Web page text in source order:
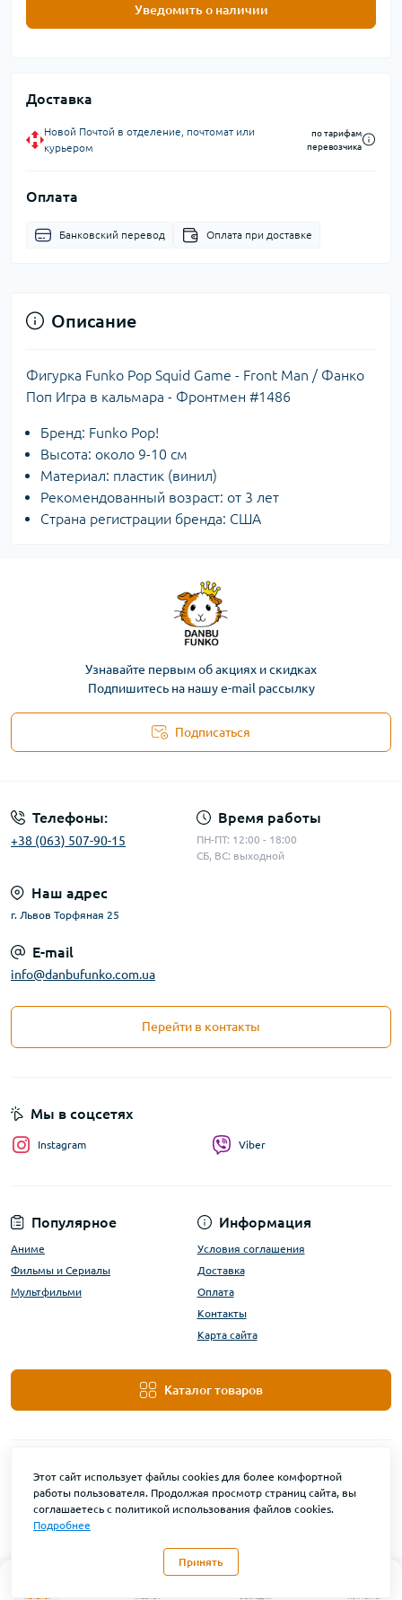
Каталог Главная Закладки Контакты
Уведомить о наличии
Доставка
Новой Почтой в отделение, почтомат или
курьером
по тарифам
перевозчика
Оплата
Банковский перевод Оплата при доставке
Описание
Фигурка Funko Pop Squid Game - Front Man / Фанко
Поп Игра в кальмара - Фронтмен #1486
Бренд: Funko Pop!
Высота: около 9-10 см
Материал: пластик (винил)
Рекомендованный возраст: от 3 лет
Страна регистрации бренда: США
Узнавайте первым об акциях и скидках
Подпишитесь на нашу e-mail рассылку
Подписаться
Телефоны:
+38 (063) 507-90-15
Время работы
ПН-ПТ: 12:00 - 18:00
СБ, ВС: выходной
Наш адрес
г. Львов Торфяная 25
E-mail
info@danbufunko.com.ua
Перейти в контакты
Популярное
Аниме
Фильмы и Сериалы
Мультфильми
Информация
Условия соглашения
Доставка
Оплата
Контакты
Карта сайта
Каталог товаров
Мы в соцсетях
Instagram Viber
Этот сайт использует файлы cookies для более комфортной
работы пользователя. Продолжая просмотр страниц сайта, вы
соглашаетесь с политикой использования файлов cookies.
Подробнее
Принять